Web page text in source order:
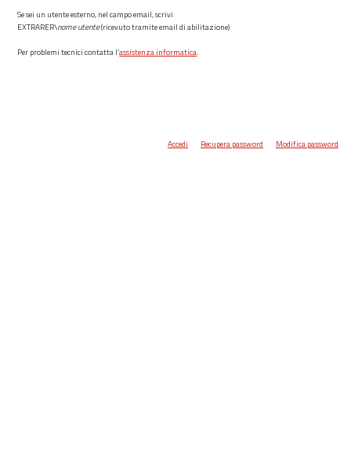
Se sei un utente esterno, nel campo email, scrivi
EXTRARER\nome utente(ricevuto tramite email di abilitazione)
Per problemi tecnici contatta l’assistenza informatica.
Accedi Recupera password Modifica password